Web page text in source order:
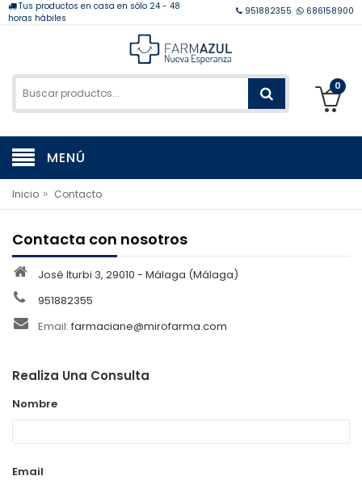
Tus productos en casa en sólo 24 - 48
horas hábiles
951882355 686158900
0
MENÚ
Inicio » Contacto
Contacta con nosotros
José Iturbi 3, 29010 - Málaga (Málaga)
951882355
Email: farmaciane@mirofarma.com
Realiza Una Consulta
Nombre
Email